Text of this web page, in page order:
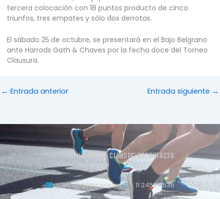
tercera colocación con 18 puntos producto de cinco
triunfos, tres empates y sólo dos derrotas.
El sábado 25 de octubre, se presentará en el Bajo Belgrano
ante Harrods Gath & Chaves por la fecha doce del Torneo
Clausura.
← Entrada anterior Entrada siguiente →
INICIOACTIVIDADES EL CLUBSOCIOSCONTACTO
info@geba.org.ar 11 2458.3538